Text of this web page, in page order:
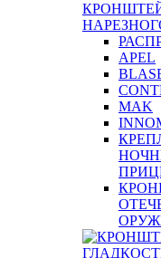
APEL
MAK